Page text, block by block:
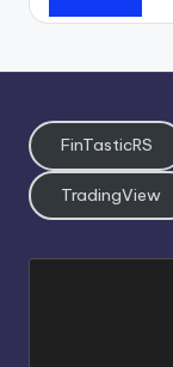
FinTasticRS
TradingView